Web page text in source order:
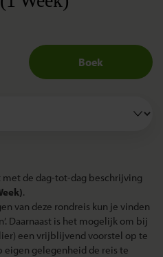
Boek
de dag-tot-dag beschrijving
.
van deze rondreis kun je vinden
Daarnaast is het mogelijk om bij
een vrijblijvend voorstel op te
eigen gelegenheid de reis te